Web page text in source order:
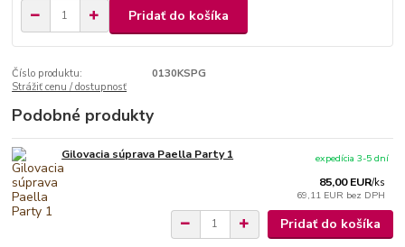
Pridať do košíka
Číslo produktu:
0130KSPG
Strážiť cenu / dostupnosť
Podobné produkty
Gilovacia súprava Paella Party 1
85,00 EUR/ks
69,11 EUR bez DPH
expedícia 3-5 dní
Pridať do košíka